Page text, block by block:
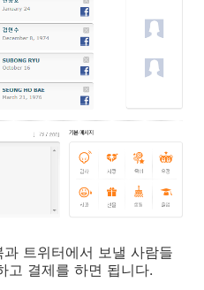
트위터에서 보낼 사람들
고 결제를 하면 됩니다.